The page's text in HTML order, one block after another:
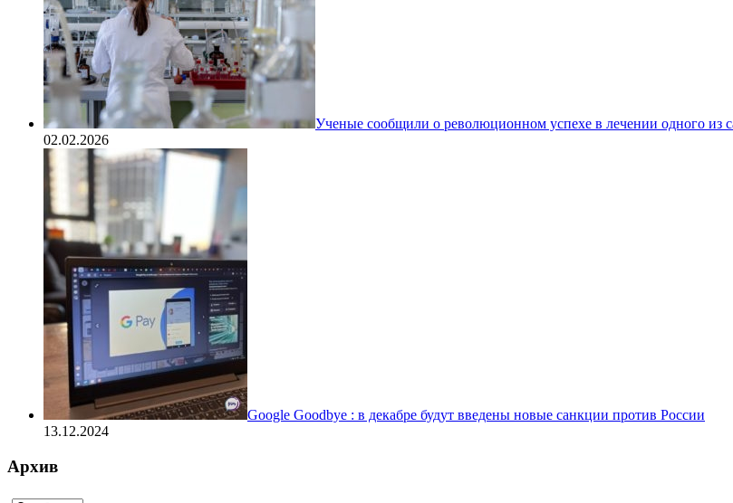
Ученые сообщили о революционном успехе в лечении одного из
02.02.2026
Google Goodbye : в декабре будут введены новые санкции против России
13.12.2024
Архив